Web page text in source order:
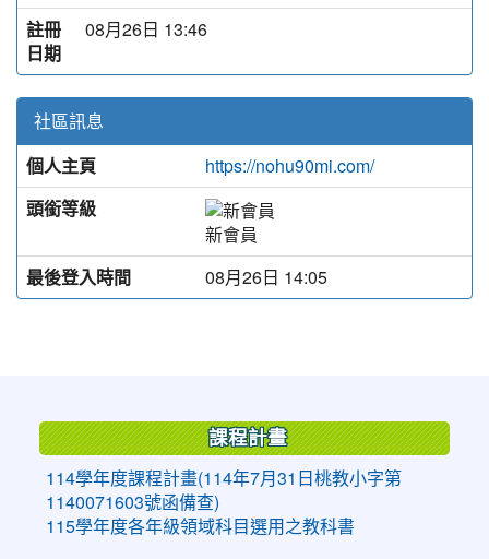
註冊
日期
08月26日 13:46
社區訊息
個人主頁
https://nohu90mi.com/
頭銜等級
新會員
最後登入時間
08月26日 14:05
課程計畫
114學年度課程計畫(114年7月31日桃教小字第
1140071603號函備查)
115學年度各年級領域科目選用之教科書